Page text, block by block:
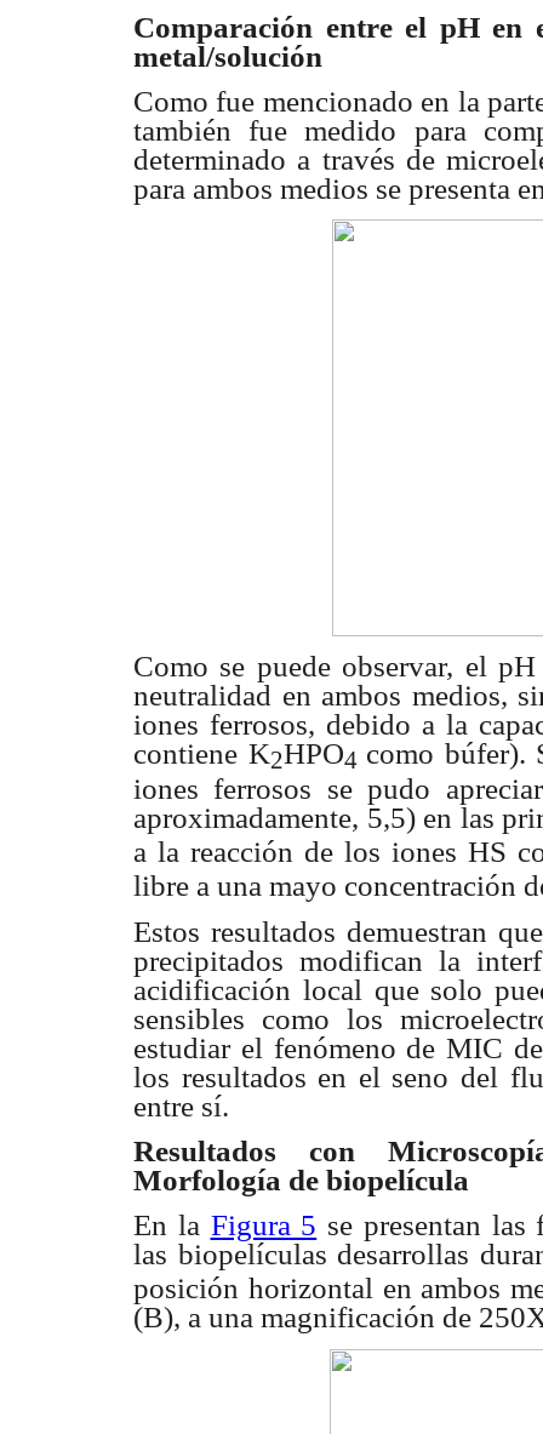
Comparación entre el pH en
metal/solución
Como fue mencionado en la
también fuemedido para
determinado a través de
para ambos medios se presenta
Como se puede observar, el
neutralidad en ambos medios,
iones ferrosos, debido a la
contiene K2HPO4 como búfer).
iones ferrosos se pudo
aproximadamente, 5,5) en las
a la reacción de los iones HS
libre a una mayo concentración
Estos resultados demuestran
precipitados modifican la
acidificación local que solo
sensibles comolos
estudiar el fenómeno de MIC
los resultados en el seno del
entre sí.
Resultados con
Morfología de biopelícula
En la Figura 5 se presentan
las biopelículas desarrollas
posición horizontal en ambos
(B), a una magnificación de